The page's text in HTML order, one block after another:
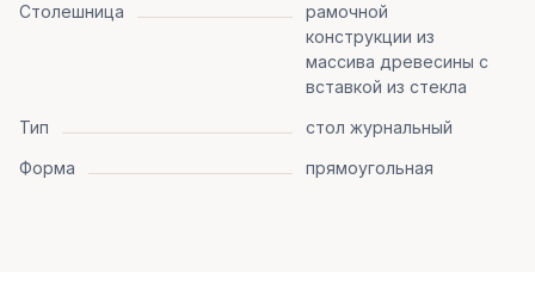
Столешница
рамочной
конструкции из
массива древесины с
вставкой из стекла
Тип
стол журнальный
Форма
прямоугольная